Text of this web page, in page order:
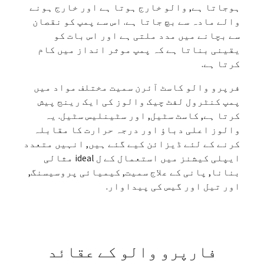
ہوجاتا ہے, والو خارج ہوتا ہے اور خارج ہونے
والے مادہ سے بچ جاتا ہے. اس سے پمپ کو نقصان
سے بچانے میں مدد ملتی ہے اور اس بات کو
یقینی بناتا ہے کہ پمپ موثر انداز میں کام
کرتا ہے.
فرپرو والو کاسٹ آئرن سمیت مختلف مواد میں
پمپ کنٹرول لفٹ چیک والوز کی ایک رینج پیش
کرتا ہے, کاسٹ سٹیل, اور سٹینلیس سٹیل. یہ
والوز اعلی دباؤ اور درجہ حرارت کا مقابلہ
کرنے کے لئے ڈیزائن کیے گئے ہیں, انہیں متعدد
ایپلی کیشنز میں استعمال کے ل ideal مثالی
بنانا, پانی کے علاج سمیت, کیمیائی پروسیسنگ,
اور تیل اور گیس کی پیداوار.
فارپرو والو کے عقائد